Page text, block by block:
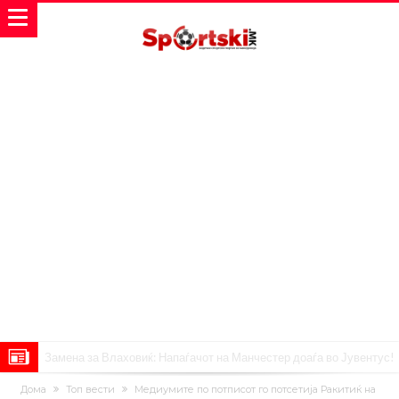
Замена за Влаховиќ: Напаѓачот на Манчестер доаѓа во Јувентус!
УЕФА повторно се заканува со бојкот на турнирите на ФИФА
Дома Топ вести
Медиумите по потписот го потсетија Ракитиќ на